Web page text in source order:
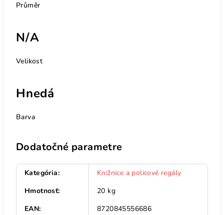
Průměr
N/A
Velikost
Hnedá
Barva
Dodatočné parametre
Kategória:
Knižnice a policové regály
Hmotnosť:
20 kg
EAN:
8720845556686